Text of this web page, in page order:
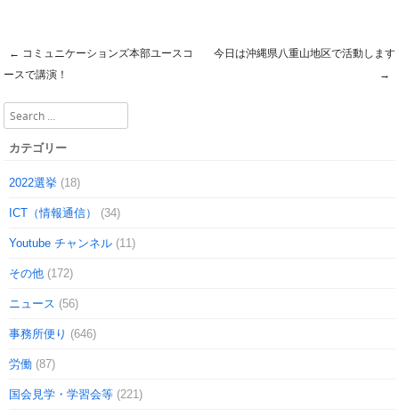
Post navigation
← コミュニケーションズ本部ユースコ
ースで講演！
今日は沖縄県八重山地区で活動します
→
Search
カテゴリー
2022選挙 (18)
ICT（情報通信） (34)
Youtube チャンネル (11)
その他 (172)
ニュース (56)
事務所便り (646)
労働 (87)
国会見学・学習会等 (221)